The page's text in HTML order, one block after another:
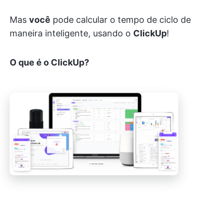
Mas você pode calcular o tempo de ciclo de
maneira inteligente, usando o ClickUp!
O que é o ClickUp?